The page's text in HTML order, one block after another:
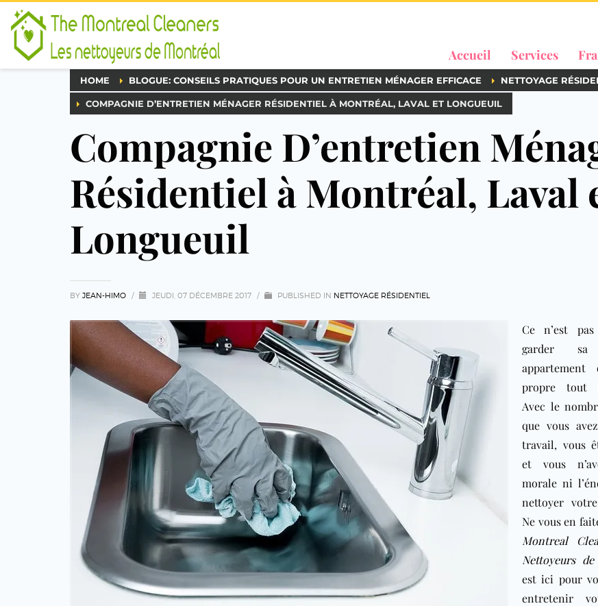
Accueil Services
HOME BLOGUE: CONSEILS PRATIQUES POUR UN ENTRETIEN MÉNAGER EFFICACE NETTOYAGE
COMPAGNIE D’ENTRETIEN MÉNAGER RÉSIDENTIEL À MONTRÉAL, LAVAL ET LONGUEUIL
Compagnie D’entretien
Résidentiel à Montréal, Laval
Longueuil
BY JEAN-HIMO / JEUDI, 07 DÉCEMBRE 2017 / PUBLISHED IN NETTOYAGE RÉSIDENTIEL
Ce n’est
garder sa
appartement
propre tout
Avec le
que vous
travail, vous
et vous
morale ni
nettoyer
Ne vous en
Montreal
Nettoyeurs
est ici pour
entretenir